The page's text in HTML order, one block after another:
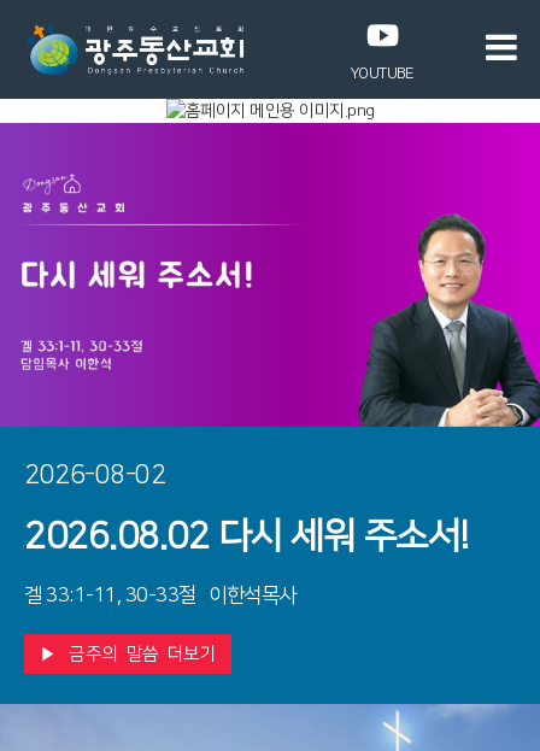
YOUTUBE
2026-08-02
2026.08.02 다시 세워 주소서!
겔 33:1-11, 30-33절 이한석목사
▶ 금주의 말씀 더보기